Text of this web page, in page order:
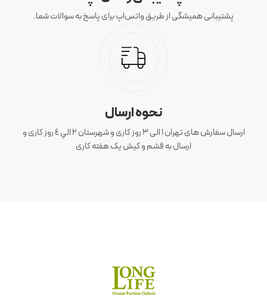
پشتیبانی همیشگی از طریق واتس‌اپ برای پاسخ به سوالات شما.
نحوه ارسال
ارسال سفارش های تهران 1 الی 3 روز کاری و شهرستان ٢ الي ٤ روز کاری و
ارسال به قشم و کیش یک هفته کاری